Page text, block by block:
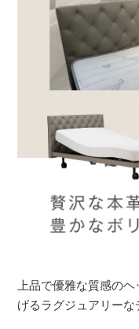
上品で優雅な質感の
げるラグジュアリーな